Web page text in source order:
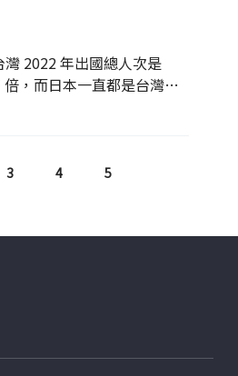
2022 年出國總人次是
，而日本一直都是台灣民
網紅在 2022 下半年開始
牌帶來 2023 旅遊觀光報告
跨境網紅」、「台日網紅
三大熱門主題」、「旅遊
3 4 5